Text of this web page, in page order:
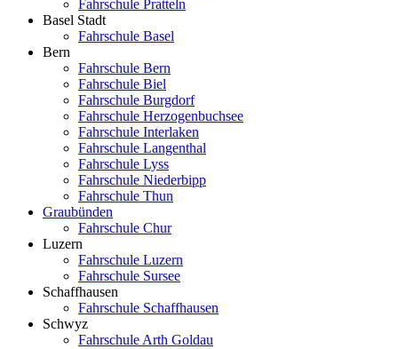
Fahrschule Pratteln
Basel Stadt
Fahrschule Basel
Bern
Fahrschule Bern
Fahrschule Biel
Fahrschule Burgdorf
Fahrschule Herzogenbuchsee
Fahrschule Interlaken
Fahrschule Langenthal
Fahrschule Lyss
Fahrschule Niederbipp
Fahrschule Thun
Graubünden
Fahrschule Chur
Luzern
Fahrschule Luzern
Fahrschule Sursee
Schaffhausen
Fahrschule Schaffhausen
Schwyz
Fahrschule Arth Goldau